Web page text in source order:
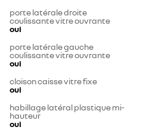
porte latérale droite
coulissante vitre ouvrante
oui
porte latérale gauche
coulissante vitre ouvrante
oui
cloison caisse vitre fixe
oui
habillage latéral plastique mi-
hauteur
oui